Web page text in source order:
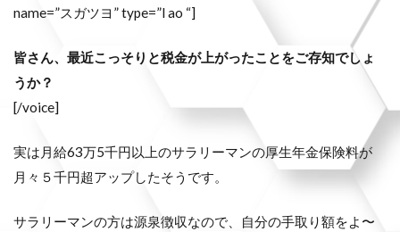
name=”スガツヨ” type=”l ao “]
皆さん、最近こっそりと税金が上がったことをご存知でしょ
うか？
[/voice]
実は月給63万5千円以上のサラリーマンの厚生年金保険料が
月々５千円超アップしたそうです。
サラリーマンの方は源泉徴収なので、自分の手取り額をよ〜